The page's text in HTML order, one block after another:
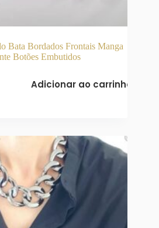
Bata Bordados Frontais Manga
Botões Embutidos
Adicionar ao carrinho